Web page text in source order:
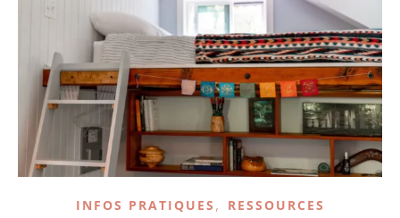
INFOS PRATIQUES , RESSOURCES